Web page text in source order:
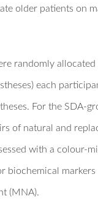
older patients on
randomly
each
For the SDA-
of natural and
with a colour-
biochemical
(MNA).